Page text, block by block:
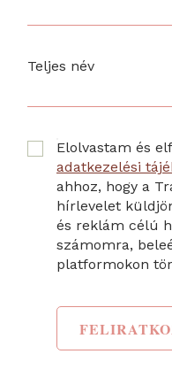
Teljes név
Elolvastam és
adatkezelési
ahhoz, hogy a
hírlevelet
és reklám célú
számomra,
platformokon